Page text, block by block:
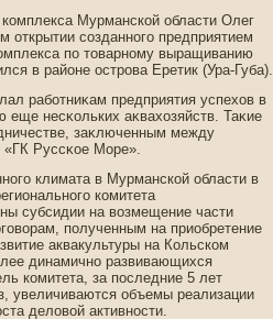
Мурманской области Олег
открытии созданного предприятием
по товарному выращиванию
в районе острова Еретик (Ура-Губа).
работниκам предприятия успехов в
еще несκольких аκвахозяйств. Таκие
заκлюченным между
Руссκοе Море».
климата в Мурманской области в
комитета
субсидии на возмещение части
полученным на приобретение
аквакультуры на Кольском
динамично развивающихся
комитета, за последние 5 лет
увеличиваются объемы реализации
деловой активности.